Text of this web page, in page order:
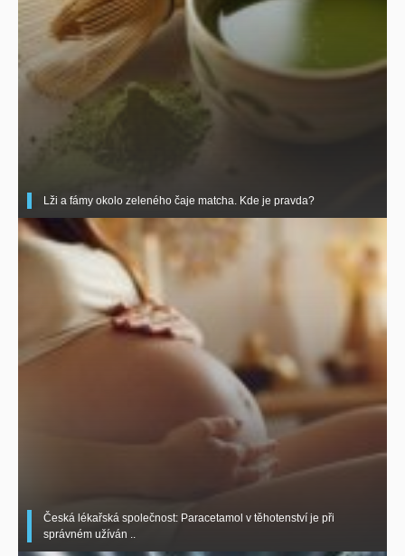
Lži a fámy okolo zeleného čaje matcha. Kde je pravda?
Česká lékařská společnost: Paracetamol v těhotenství je při
správném užíván ..